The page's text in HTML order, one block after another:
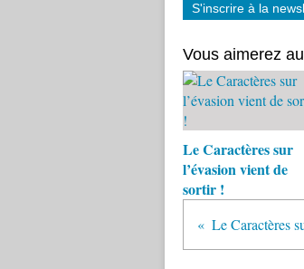
S'inscrire à la
Vous aimerez
Le Caractères sur
l’évasion vient de
sortir !
Le Caractères